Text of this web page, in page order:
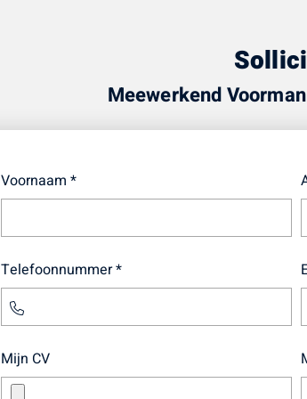
Meewerkend
Voornaam *
Telefoonnummer *
Mijn CV